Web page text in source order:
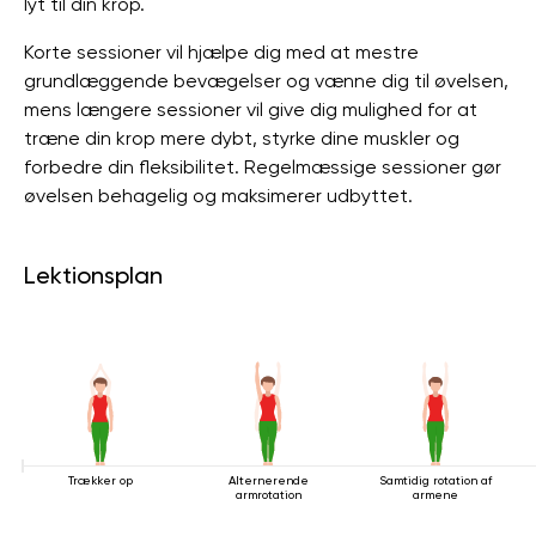
Korte sessioner vil hjælpe dig med at mestre
grundlæggende bevægelser og vænne dig til øvelsen,
mens længere sessioner vil give dig mulighed for at
træne din krop mere dybt, styrke dine muskler og
forbedre din fleksibilitet. Regelmæssige sessioner gør
øvelsen behagelig og maksimerer udbyttet.
Lektionsplan
Trækker op
Alternerende
armrotation
Samtidig rotation af
armene